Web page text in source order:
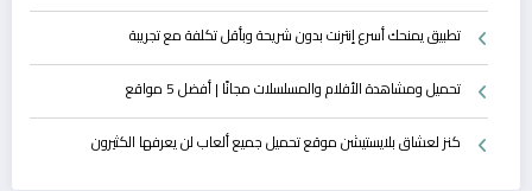
تطبيق يمنحك أسرع إنترنت بدون شريحة وبأقل تكلفة مع تجريبة
تحميل ومشاهدة الأفلام والمسلسلات مجانًا | أفضل 5 مواقع
كنز لعشاق بلايستيشن موقع تحميل جميع ألعاب لن يعرفها الكثيرون